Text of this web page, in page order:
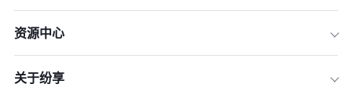
资源中心
关于纷享